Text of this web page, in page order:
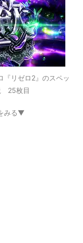
『リゼロ2』のスペッ
25枚目
みる▼